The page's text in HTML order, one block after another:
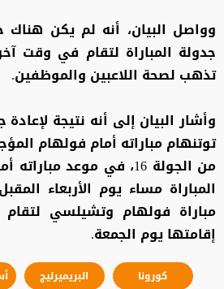
وواصل البيان، أنه لم يكن هناك
جدولة المباراة لتقام في وقت
تذهب لصحة اللاعبين والموظفين.
وأشار البيان إلى أنه نتيجة
من الجولة 16، في موعد
المباراة مساء يوم الأربعاء
مباراة فولهام وتشيلسي
إقامتها يوم الجمعة.
كورونا البريميرليج